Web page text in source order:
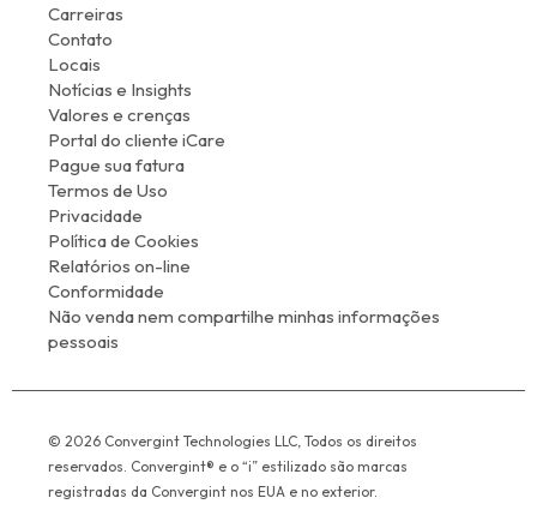
Carreiras
Contato
Locais
Notícias e Insights
Valores e crenças
Portal do cliente iCare
Pague sua fatura
Termos de Uso
Privacidade
Política de Cookies
Relatórios on-line
Conformidade
Não venda nem compartilhe minhas informações
pessoais
© 2026 Convergint Technologies LLC, Todos os direitos
reservados. Convergint® e o “i” estilizado são marcas
registradas da Convergint nos EUA e no exterior.